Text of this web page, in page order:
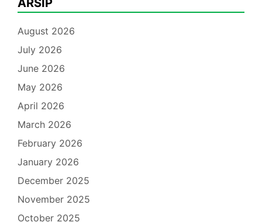
ARSIP
August 2026
July 2026
June 2026
May 2026
April 2026
March 2026
February 2026
January 2026
December 2025
November 2025
October 2025